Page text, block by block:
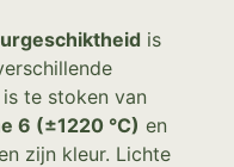
is
te stoken van
6 (±1220 °C) en
zijn kleur. Lichte